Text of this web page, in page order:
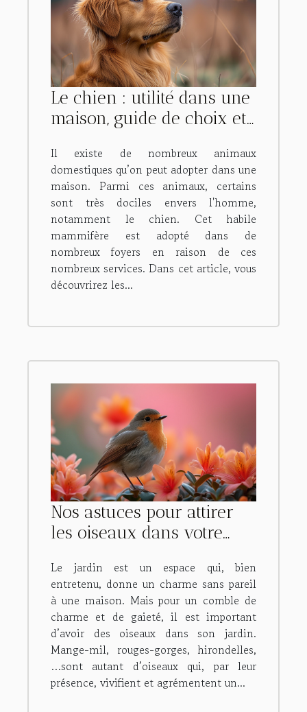
Le chien : utilité dans une
maison, guide de choix et
Il existe de nombreux animaux
domestiques qu’on peut adopter dans une
maison. Parmi ces animaux, certains
sont très dociles envers l'homme,
notamment le chien. Cet habile
mammifère est adopté dans de
nombreux foyers en raison de ces
nombreux services. Dans cet article, vous
découvrirez les...
Nos astuces pour attirer
les oiseaux dans votre
Le jardin est un espace qui, bien
entretenu, donne un charme sans pareil
à une maison. Mais pour un comble de
charme et de gaieté, il est important
d’avoir des oiseaux dans son jardin.
Mange-mil, rouges-gorges, hirondelles,
…sont autant d’oiseaux qui, par leur
présence, vivifient et agrémentent un...